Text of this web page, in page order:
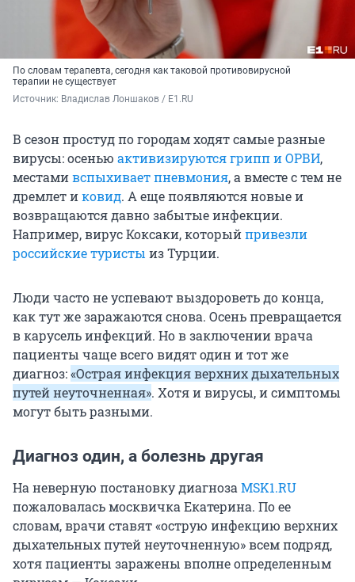
По словам терапевта, сегодня как таковой противовирусной
терапии не существует
Источник: Владислав Лоншаков / E1.RU
В сезон простуд по городам ходят самые разные
вирусы: осенью активизируются грипп и ОРВИ,
местамивспыхивает пневмония, а вместе с тем не
дремлет иковид. А еще появляются новые и
возвращаются давно забытые инфекции.
Например, вирус Коксаки, которыйпривезли
российские туристы из Турции.
Люди часто не успевают выздороветь до конца,
как тут же заражаются снова. Осень превращается
в карусель инфекций. Но в заключении врача
пациенты чаще всего видят один и тот же
диагноз:«Острая инфекция верхних дыхательных
путей неуточненная». Хотя и вирусы, и симптомы
могут быть разными.
Диагноз один, а болезнь другая
На неверную постановку диагнозаMSK1.RU
пожаловалась москвичка Екатерина. По ее
словам, врачи ставят «острую инфекцию верхних
дыхательных путей неуточненную» всем подряд,
хотя пациенты заражены вполне определенным